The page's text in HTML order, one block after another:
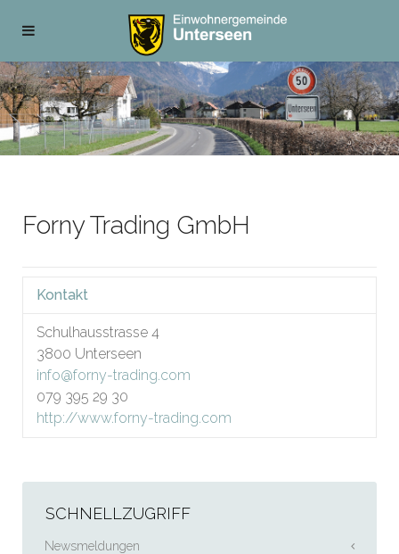
Forny Trading GmbH
Kontakt
Schulhausstrasse 4
3800 Unterseen
info@forny-trading.com
079 395 29 30
http://www.forny-trading.com
SCHNELLZUGRIFF
Newsmeldungen